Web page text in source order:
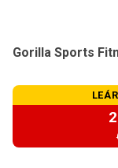
Gorilla Sports